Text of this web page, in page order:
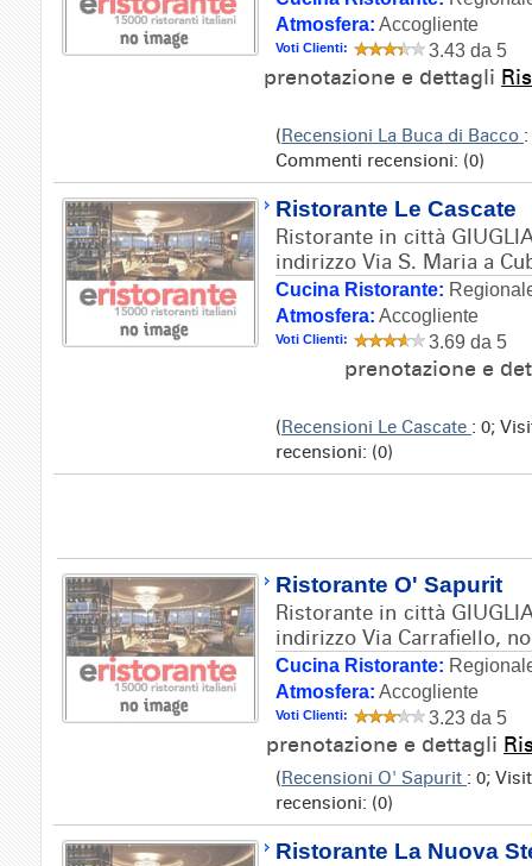
Atmosfera: Accogliente
Voti Clienti: 3.43 da 5
prenotazione e dettagli
(Recensioni La Buca di Bacco
Commenti recensioni: (0)
Ristorante Le Cascate
Ristorante in città
indirizzo Via S. Maria a
Cucina Ristorante:
Atmosfera: Accogliente
Voti Clienti: 3.69 da 5
prenotazione e
(Recensioni Le Cascate : 0;
recensioni: (0)
Ristorante O' Sapurit
Ristorante in città
indirizzo Via Carrafiello,
Cucina Ristorante:
Atmosfera: Accogliente
Voti Clienti: 3.23 da 5
prenotazione e dettagli
(Recensioni O' Sapurit : 0;
recensioni: (0)
Ristorante La Nuova